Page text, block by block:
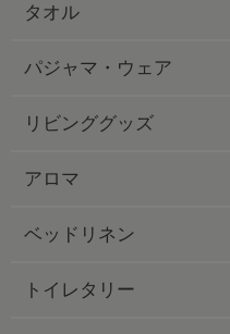
タオル
パジャマ・ウェア
リビンググッズ
アロマ
ベッドリネン
トイレタリー